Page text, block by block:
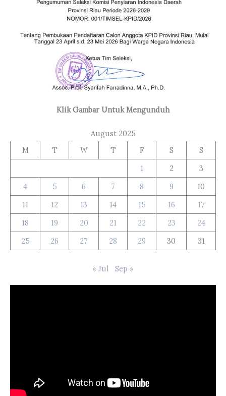
Klik Gambar Untuk Mengunduh
August 2025
M
T W T F S
S
1
2
3
4
5 6 7 8 9
10
11
12 13 14 15 16
17
18
19 20 21 22 23
24
25
26 27 28 29 30 31
« Jul Sep »